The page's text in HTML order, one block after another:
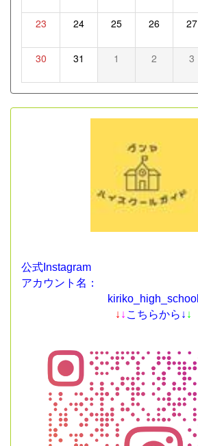
23 24 25 26 27
30 31 1 2 3
公式Instagram
アカウント名：
kiriko_high_school
↓ ↓ こちらから↓ ↓